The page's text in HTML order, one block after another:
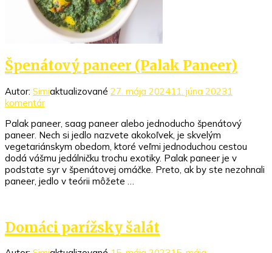
Špenátový paneer (Palak Paneer)
Autor: Simiaktualizované 27. mája 202411. júna 20231
komentárna
paneer
(Palak
Paneer)
Palak paneer, saag paneer alebo jednoducho špenátový
paneer. Nech si jedlo nazvete akokoľvek, je skvelým
vegetariánskym obedom, ktoré veľmi jednoduchou cestou
dodá vášmu jedálničku trochu exotiky. Palak paneer je v
podstate syr v špenátovej omáčke. Preto, ak by ste nezohnali
paneer, jedlo v teórii môžete …
Domáci parížsky šalát